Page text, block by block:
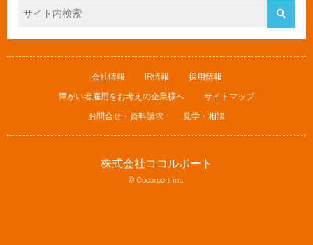
会社情報 IR情報
採用情報
障がい者雇用をお考えの企業様へ
サイトマップ
お問合せ・資料請求
見学・相談
株式会社ココルポート
© Cocorport inc.